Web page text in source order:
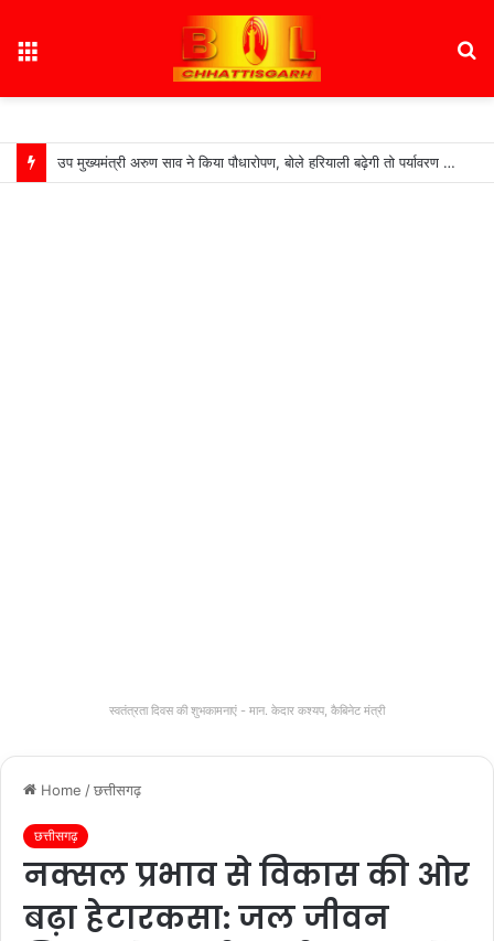
उप मुख्यमंत्री अरुण साव ने किया पौधारोपण, बोले हरियाली बढ़ेगी तो पर्यावरण भी स्वस्थ और सुंदर बनेगा….
स्वतंत्रता दिवस की शुभकामनाएं - मान. केदार कश्यप, कैबिनेट मंत्री
Home /छत्तीसगढ़
छत्तीसगढ़
नक्सल प्रभाव से विकास की ओर
बढ़ा हेटारकसा: जल जीवन